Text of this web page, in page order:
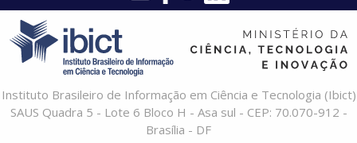
Instituto Brasileiro de Informação em Ciência e Tecnologia (Ibict)
SAUS Quadra 5 - Lote 6 Bloco H - Asa sul - CEP: 70.070-912 -
Brasília - DF